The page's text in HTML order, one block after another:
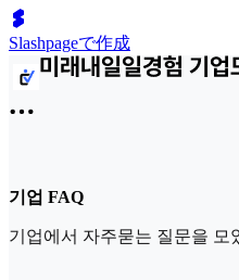
Slashpageで作成
기업 FAQ
기업에서 자주묻는 질문을 모